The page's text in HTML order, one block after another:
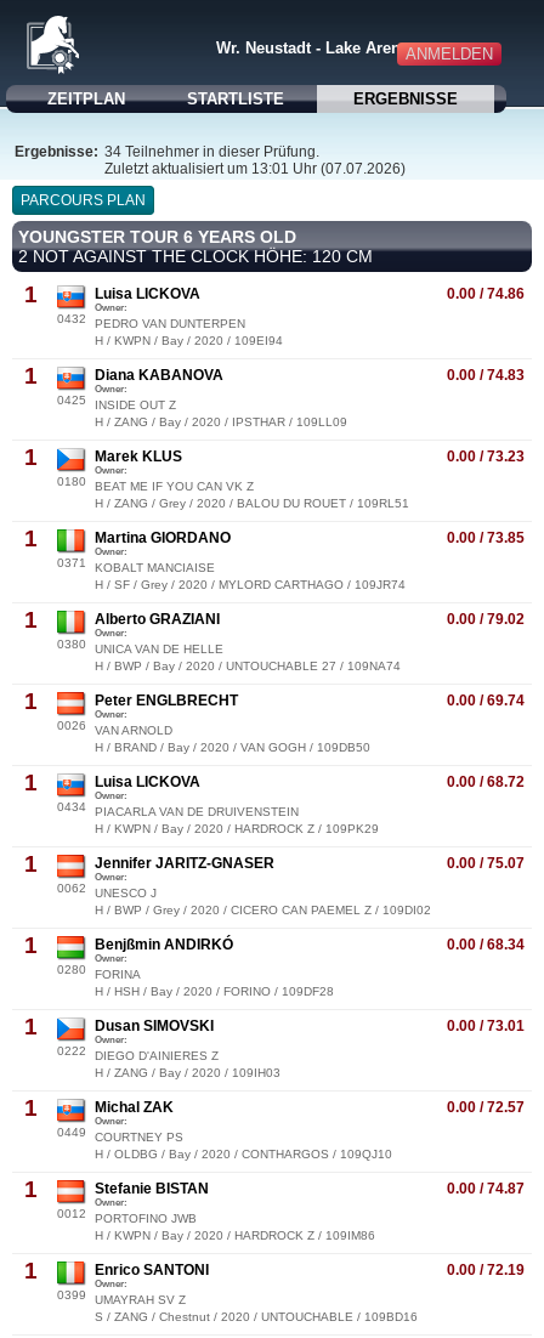
ANMELDEN
Wr. Neustadt - Lake Arena
ZEITPLAN STARTLISTE ERGEBNISSE
Ergebnisse: 34 Teilnehmer in dieser Prüfung.
Zuletzt aktualisiert um 13:01 Uhr (07.07.2026)
PARCOURS PLAN
YOUNGSTER TOUR 6 YEARS OLD
2 NOT AGAINST THE CLOCK HÖHE: 120 CM
1
0432
0.00 / 74.86
Luisa LICKOVA
Owner:
PEDRO VAN DUNTERPEN
H / KWPN / Bay / 2020 / 109EI94
1
0425
0.00 / 74.83
Diana KABANOVA
Owner:
INSIDE OUT Z
H / ZANG / Bay / 2020 / IPSTHAR / 109LL09
1
0180
0.00 / 73.23
Marek KLUS
Owner:
BEAT ME IF YOU CAN VK Z
H / ZANG / Grey / 2020 / BALOU DU ROUET / 109RL51
1
0371
0.00 / 73.85
Martina GIORDANO
Owner:
KOBALT MANCIAISE
H / SF / Grey / 2020 / MYLORD CARTHAGO / 109JR74
1
0380
0.00 / 79.02
Alberto GRAZIANI
Owner:
UNICA VAN DE HELLE
H / BWP / Bay / 2020 / UNTOUCHABLE 27 / 109NA74
1
0026
0.00 / 69.74
Peter ENGLBRECHT
Owner:
VAN ARNOLD
H / BRAND / Bay / 2020 / VAN GOGH / 109DB50
1
0434
0.00 / 68.72
Luisa LICKOVA
Owner:
PIACARLA VAN DE DRUIVENSTEIN
H / KWPN / Bay / 2020 / HARDROCK Z / 109PK29
1
0062
0.00 / 75.07
Jennifer JARITZ-GNASER
Owner:
UNESCO J
H / BWP / Grey / 2020 / CICERO CAN PAEMEL Z / 109DI02
1
0280
0.00 / 68.34
Benjßmin ANDIRKÓ
Owner:
FORINA
H / HSH / Bay / 2020 / FORINO / 109DF28
1
0222
0.00 / 73.01
Dusan SIMOVSKI
Owner:
DIEGO D'AINIERES Z
H / ZANG / Bay / 2020 / 109IH03
1
0449
0.00 / 72.57
Michal ZAK
Owner:
COURTNEY PS
H / OLDBG / Bay / 2020 / CONTHARGOS / 109QJ10
1
0012
0.00 / 74.87
Stefanie BISTAN
Owner:
PORTOFINO JWB
H / KWPN / Bay / 2020 / HARDROCK Z / 109IM86
1
0399
0.00 / 72.19
Enrico SANTONI
Owner:
UMAYRAH SV Z
S / ZANG / Chestnut / 2020 / UNTOUCHABLE / 109BD16